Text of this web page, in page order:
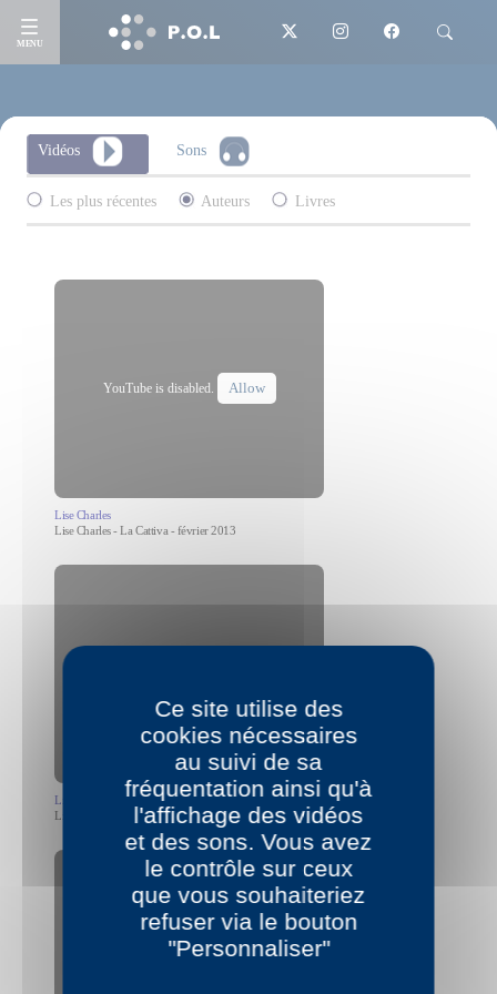
MENU
Vidéos Sons
Les plus récentes Auteurs Livres
YouTube is disabled. Allow
Lise Charles
Lise Charles - La Cattiva - février 2013
Lise Charles
Lise Charles lit quelques pages de Comme Ulysse juillet 2015
YouTube is disabled. Allow
Ce site utilise des
cookies nécessaires
au suivi de sa
fréquentation ainsi qu'à
l'affichage des vidéos
et des sons. Vous avez
le contrôle sur ceux
que vous souhaiteriez
refuser via le bouton
"Personnaliser"